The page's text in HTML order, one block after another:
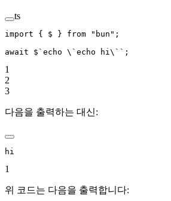
ts
import { $ } from "bun" ;
await $ `echo \` echo hi \` ` ;
1
2
3
다음을 출력하는 대신:
hi
1
위 코드는 다음을 출력합니다: